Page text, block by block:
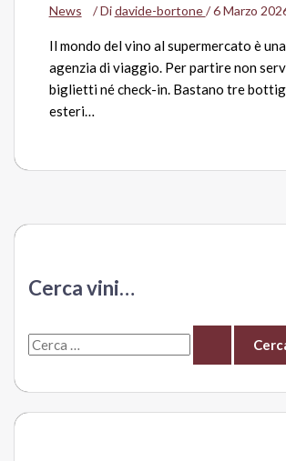
News
/ Didavide-bortone/6 Marzo
Il mondo del vino al supermercato è
agenzia di viaggio. Per partire non
biglietti né check-in. Bastano tre
esteri…
Cerca vini…
C
r